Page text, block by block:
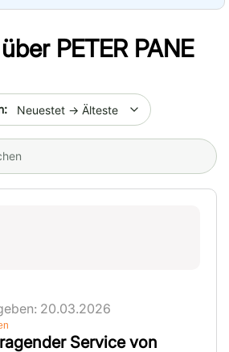
PETER PANE
20.03.2026
Service von